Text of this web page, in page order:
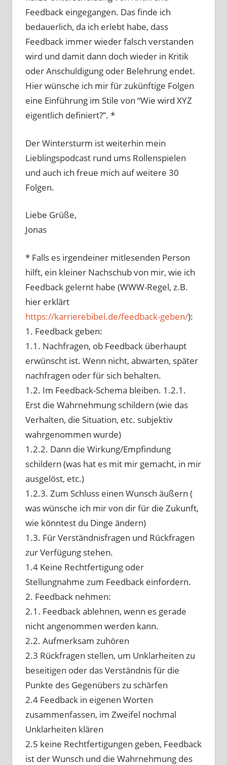
Feedback eingegangen. Das finde ich
bedauerlich, da ich erlebt habe, dass
Feedback immer wieder falsch verstanden
wird und damit dann doch wieder in Kritik
oder Anschuldigung oder Belehrung endet.
Hier wünsche ich mir für zukünftige Folgen
eine Einführung im Stile von “Wie wird XYZ
eigentlich definiert?”. *
Der Wintersturm ist weiterhin mein
Lieblingspodcast rund ums Rollenspielen
und auch ich freue mich auf weitere 30
Folgen.
Liebe Grüße,
Jonas
* Falls es irgendeiner mitlesenden Person
hilft, ein kleiner Nachschub von mir, wie ich
Feedback gelernt habe (WWW-Regel, z.B.
hier erklärt
https://karrierebibel.de/feedback-geben/):
1. Feedback geben:
1.1. Nachfragen, ob Feedback überhaupt
erwünscht ist. Wenn nicht, abwarten, später
nachfragen oder für sich behalten.
1.2. Im Feedback-Schema bleiben. 1.2.1.
Erst die Wahrnehmung schildern (wie das
Verhalten, die Situation, etc. subjektiv
wahrgenommen wurde)
1.2.2. Dann die Wirkung/Empfindung
schildern (was hat es mit mir gemacht, in mir
ausgelöst, etc.)
1.2.3. Zum Schluss einen Wunsch äußern (
was wünsche ich mir von dir für die Zukunft,
wie könntest du Dinge ändern)
1.3. Für Verständnisfragen und Rückfragen
zur Verfügung stehen.
1.4 Keine Rechtfertigung oder
Stellungnahme zum Feedback einfordern.
2. Feedback nehmen:
2.1. Feedback ablehnen, wenn es gerade
nicht angenommen werden kann.
2.2. Aufmerksam zuhören
2.3 Rückfragen stellen, um Unklarheiten zu
beseitigen oder das Verständnis für die
Punkte des Gegenübers zu schärfen
2.4 Feedback in eigenen Worten
zusammenfassen, im Zweifel nochmal
Unklarheiten klären
2.5 keine Rechtfertigungen geben, Feedback
ist der Wunsch und die Wahrnehmung des